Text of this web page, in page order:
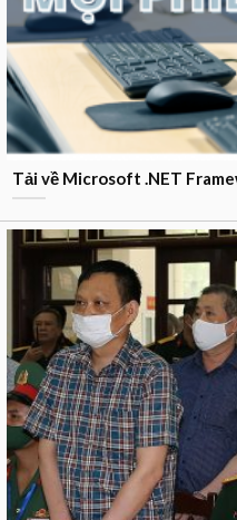
Tải về Microsoft .NET